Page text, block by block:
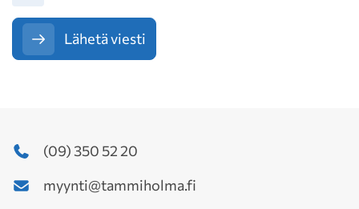
Lähetä viesti
(09) 350 52 20
myynti@tammiholma.fi